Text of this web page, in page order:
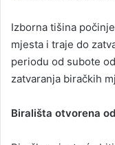
Izborna tišina
mjesta i traje do
periodu od subote
zatvaranja biračkih
Birališta otvorena